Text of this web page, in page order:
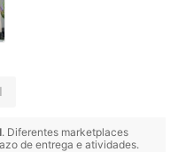
. Diferentes marketplaces
de entrega e atividades.